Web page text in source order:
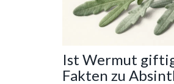
Ist Wermut
Fakten zu